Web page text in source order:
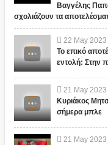
Βαγγέλης
σχολιάζουν τα
22 May 2023
Το επικό
εντολή: Στην
21 May 2023
Κυριάκος
σήμερα μπλε
21 May 2023